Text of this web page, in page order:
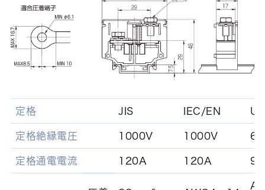
定格 JIS IEC/EN
定格絶縁電圧 1000V 1000V
定格通電電流 120A 120A